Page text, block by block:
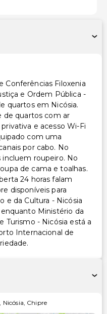
Conferências Filoxenia
e Ordem Pública -
quartos em Nicósia.
de quartos com ar
e acesso Wi-Fi
com uma
por cabo. No
roupeiro. No
de cama e toalhas.
24 horas falam
disponíveis para
e da Cultura - Nicósia
Ministério da
Turismo - Nicósia está a
Internacional de
, Nicósia, Chipre